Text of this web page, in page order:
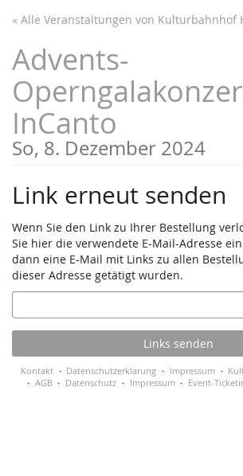
Zum
Inhalt
springen
« Alle Veranstaltungen von Kulturbahnhof
Advents-
InCanto
So, 8. Dezember 2024
Link erneut senden
Wenn Sie den Link zu Ihrer Bestellung
Sie hier die verwendete E-Mail-Adresse
dann eine E-Mail mit Links zu allen
dieser Adresse getätigt wurden.
E-
Mail
Links senden
Kontakt Datenschutzerklärung Impressum
AGB
Datenschutz Impressum Event-